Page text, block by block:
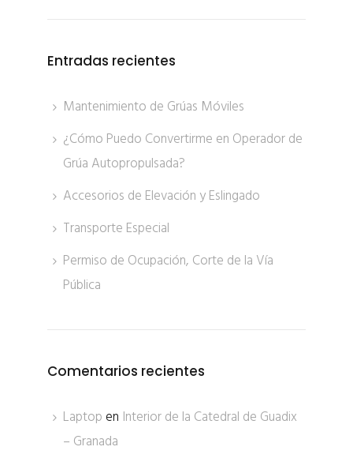
Entradas recientes
Mantenimiento de Grúas Móviles
¿Cómo Puedo Convertirme en Operador de
Grúa Autopropulsada?
Accesorios de Elevación y Eslingado
Transporte Especial
Permiso de Ocupación, Corte de la Vía
Pública
Comentarios recientes
Laptop en Interior de la Catedral de Guadix
– Granada